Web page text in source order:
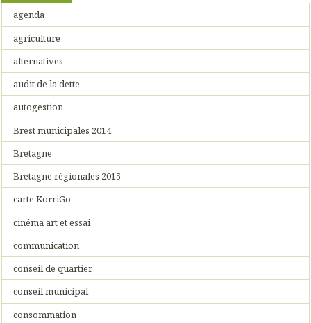
agenda
agriculture
alternatives
audit de la dette
autogestion
Brest municipales 2014
Bretagne
Bretagne régionales 2015
carte KorriGo
cinéma art et essai
communication
conseil de quartier
conseil municipal
consommation